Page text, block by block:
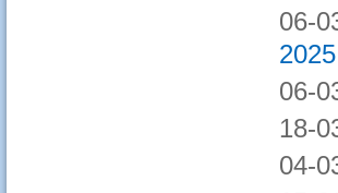
06-
2025
06-
18-
04-